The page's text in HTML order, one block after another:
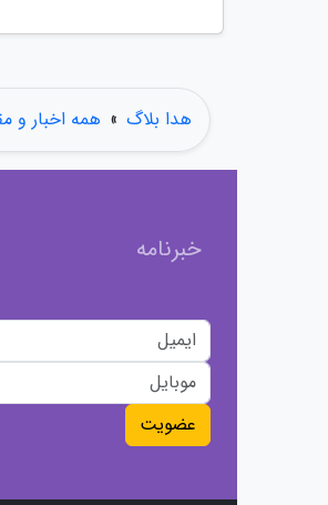
هدا بلاگ » همه اخبار و
خبرنامه
عضویت